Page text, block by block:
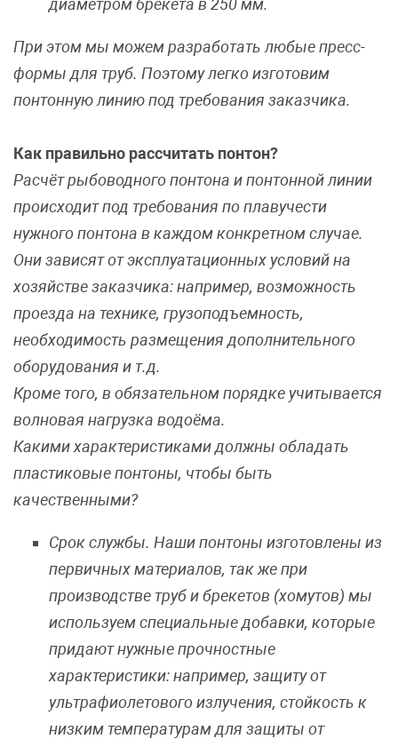
При этом мы можем разработать любые пресс-
формы для труб. Поэтому легко изготовим
понтонную линию под требования заказчика.
Как правильно рассчитать понтон?
Расчёт рыбоводного понтона и понтонной линии
происходит под требования по плавучести
нужного понтона в каждом конкретном случае.
Они зависят от эксплуатационных условий на
хозяйстве заказчика: например, возможность
проезда на технике, грузоподъемность,
необходимость размещения дополнительного
оборудования и т.д.
Кроме того, в обязательном порядке учитывается
волновая нагрузка водоёма.
Какими характеристиками должны обладать
пластиковые понтоны, чтобы быть
качественными?
Срок службы. Наши понтоны изготовлены из
первичных материалов, так же при
производстве труб и брекетов (хомутов) мы
используем специальные добавки, которые
придают нужные прочностные
характеристики: например, защиту от
ультрафиолетового излучения, стойкость к
низким температурам для защиты от